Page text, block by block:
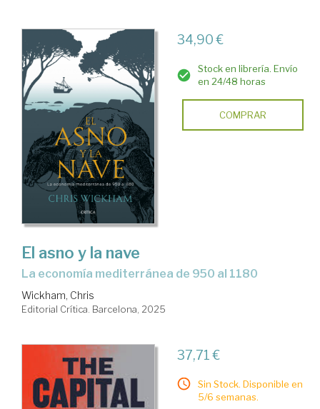
34,90 €
Stock en librería. Envío
en 24/48 horas
COMPRAR
El asno y la nave
La economía mediterránea de 950 al 1180
Wickham, Chris
Editorial Crítica. Barcelona, 2025
37,71 €
Sin Stock. Disponible en
5/6 semanas.